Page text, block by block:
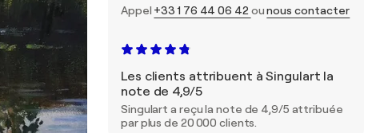
Appel +33 1 76 44 06 42 ounous contacter
Les clients attribuent à Singulart la
note de 4,9/5
Singulart a reçu la note de 4,9/5 attribuée
par plus de 20 000 clients.